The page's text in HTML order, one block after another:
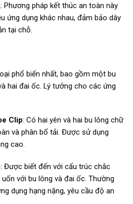
pháp kết thúc an toàn này
ứng dụng khác nhau, đảm bảo dây
tại chỗ.
phổ biến nhất, bao gồm một bu
hai đai ốc. Lý tưởng cho các ứng
Clip: Có hai yên và hai bu lông chữ
và phân bổ tải. Được sử dụng
cao.
: Được biết đến với cấu trúc chắc
với bu lông và đai ốc. Thường
dụng hạng nặng, yêu cầu độ an